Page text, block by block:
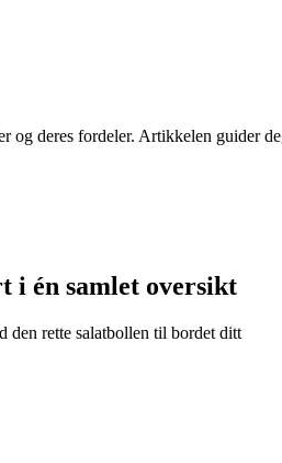
og deres fordeler. Artikkelen guider
i én samlet oversikt
den rette salatbollen til bordet ditt